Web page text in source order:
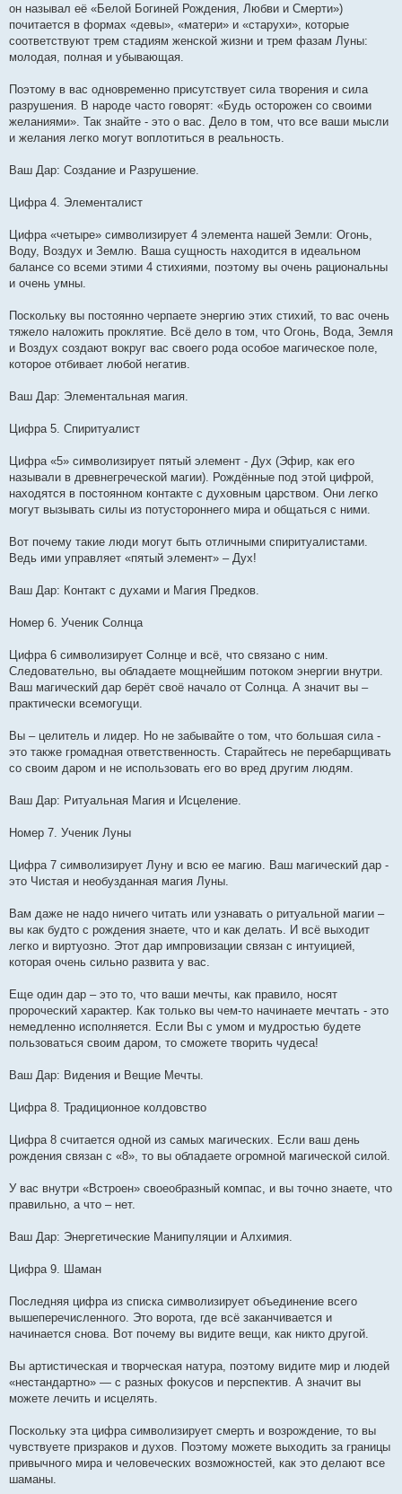
он называл её «Белой Богиней Рождения, Любви и Смерти»)
почитается в формах «девы», «матери» и «старухи», которые
соответствуют трем стадиям женской жизни и трем фазам Луны:
молодая, полная и убывающая.
Поэтому в вас одновременно присутствует сила творения и сила
разрушения. В народе часто говорят: «Будь осторожен со своими
желаниями». Так знайте - это о вас. Дело в том, что все ваши мысли
и желания легко могут воплотиться в реальность.
Ваш Дар: Создание и Разрушение.
Цифра 4. Элементалист
Цифра «четыре» символизирует 4 элемента нашей Земли: Огонь,
Воду, Воздух и Землю. Ваша сущность находится в идеальном
балансе со всеми этими 4 стихиями, поэтому вы очень рациональны
и очень умны.
Поскольку вы постоянно черпаете энергию этих стихий, то вас очень
тяжело наложить проклятие. Всё дело в том, что Огонь, Вода, Земля
и Воздух создают вокруг вас своего рода особое магическое поле,
которое отбивает любой негатив.
Ваш Дар: Элементальная магия.
Цифра 5. Спиритуалист
Цифра «5» символизирует пятый элемент - Дух (Эфир, как его
называли в древнегреческой магии). Рождённые под этой цифрой,
находятся в постоянном контакте с духовным царством. Они легко
могут вызывать силы из потустороннего мира и общаться с ними.
Вот почему такие люди могут быть отличными спиритуалистами.
Ведь ими управляет «пятый элемент» – Дух!
Ваш Дар: Контакт с духами и Магия Предков.
Номер 6. Ученик Солнца
Цифра 6 символизирует Солнце и всё, что связано с ним.
Следовательно, вы обладаете мощнейшим потоком энергии внутри.
Ваш магический дар берёт своё начало от Солнца. А значит вы –
практически всемогущи.
Вы – целитель и лидер. Но не забывайте о том, что большая сила -
это также громадная ответственность. Старайтесь не перебарщивать
со своим даром и не использовать его во вред другим людям.
Ваш Дар: Ритуальная Магия и Исцеление.
Номер 7. Ученик Луны
Цифра 7 символизирует Луну и всю ее магию. Ваш магический дар -
это Чистая и необузданная магия Луны.
Вам даже не надо ничего читать или узнавать о ритуальной магии –
вы как будто с рождения знаете, что и как делать. И всё выходит
легко и виртуозно. Этот дар импровизации связан с интуицией,
которая очень сильно развита у вас.
Еще один дар – это то, что ваши мечты, как правило, носят
пророческий характер. Как только вы чем-то начинаете мечтать - это
немедленно исполняется. Если Вы с умом и мудростью будете
пользоваться своим даром, то сможете творить чудеса!
Ваш Дар: Видения и Beщие Мечты.
Цифра 8. Традиционное колдовство
Цифра 8 считается одной из самых магических. Если ваш день
рождения связан с «8», то вы обладаете огромной магической силой.
У вас внутри «Встроен» своеобразный компас, и вы точно знаете, что
правильно, а что – нет.
Ваш Дар: Энергетические Манипуляции и Алхимия.
Цифра 9. Шаман
Последняя цифра из списка символизирует объединение всего
вышеперечисленного. Это ворота, где всё заканчивается и
начинается снова. Вот почему вы видите вещи, как никто другой.
Вы артистическая и творческая натура, поэтому видите мир и людей
«нестандартно» — с разных фокусов и перспектив. А значит вы
можете лечить и исцелять.
Поскольку эта цифра символизирует смерть и возрождение, то вы
чувствуете призраков и духов. Поэтому можете выходить за границы
привычного мира и человеческих возможностей, как это делают все
шаманы.